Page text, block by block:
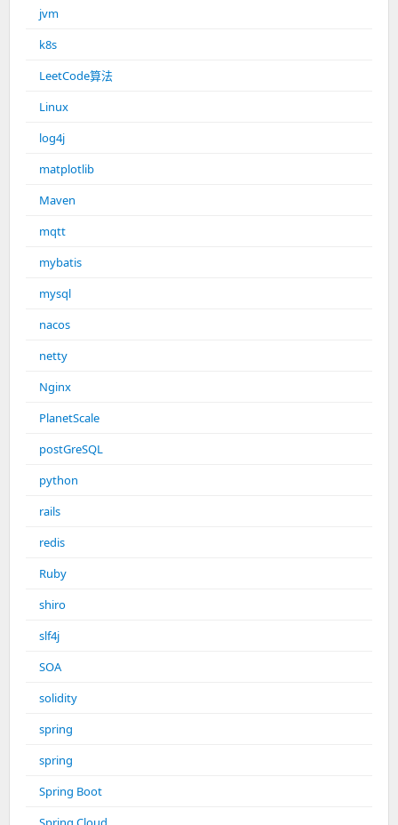
jvm
k8s
LeetCode算法
Linux
log4j
matplotlib
Maven
mqtt
mybatis
mysql
nacos
netty
Nginx
PlanetScale
postGreSQL
python
rails
redis
Ruby
shiro
slf4j
SOA
solidity
spring
spring
Spring Boot